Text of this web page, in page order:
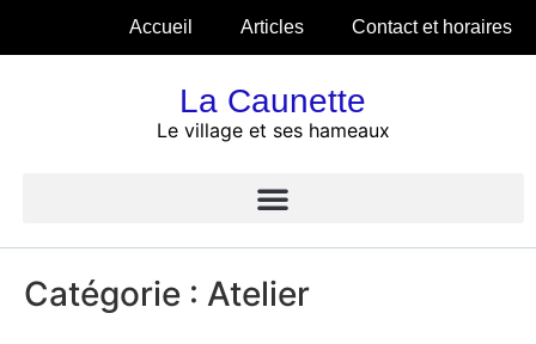
Accueil Articles Contact et horaires
La Caunette
Le village et ses hameaux
Catégorie : Atelier